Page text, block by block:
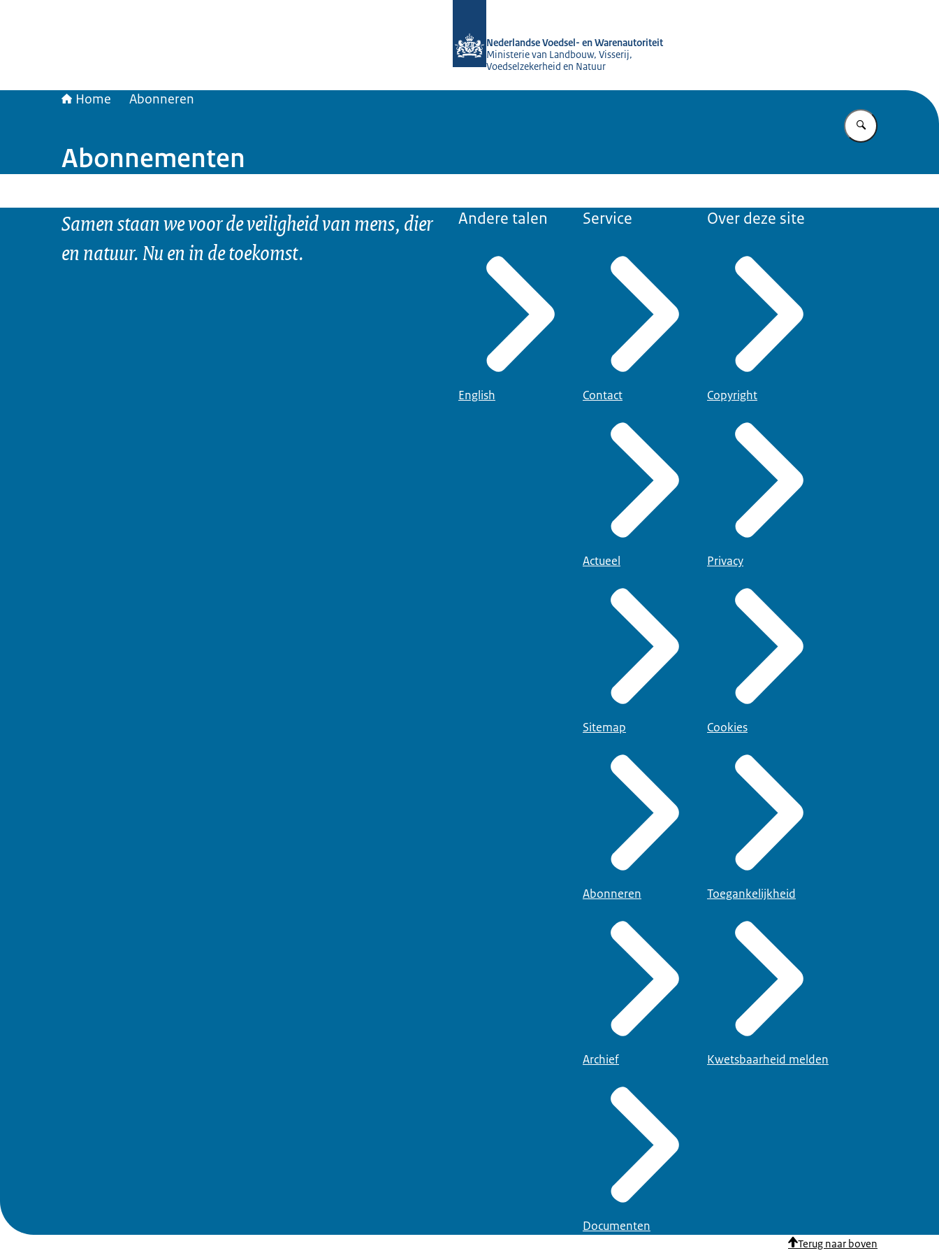
Nederlandse Voedsel- en Warenautoriteit
Ministerie van Landbouw, Visserij,
Voedselzekerheid en Natuur
Home Abonneren
Vul in wat u
Abonnementen
Samen staan we voor de veiligheid van mens, dier
en natuur. Nu en in de toekomst.
Andere talen
English
Service
Contact
Actueel
Sitemap
Abonneren
Archief
Documenten
Over deze site
Copyright
Privacy
Cookies
Toegankelijkheid
Kwetsbaarheid melden
Terug naar boven